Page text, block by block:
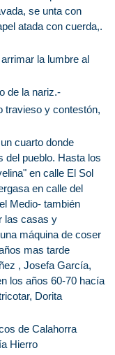
se unta con
atada con cuerda,.
la lumbre al
de la nariz.-
y contestón,
cuarto donde
del pueblo. Hasta los
en calle El Sol
en calle del
Medio- también
las casas y
máquina de coser
mas tarde
, Josefa García,
los años 60-70 hacía
Dorita
de Calahorra
Hierro